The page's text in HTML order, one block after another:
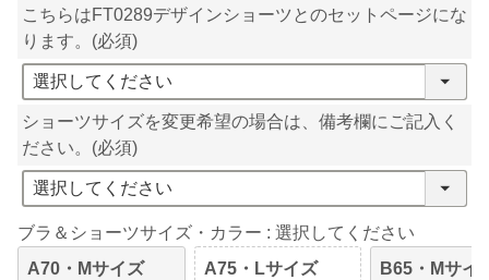
こちらはFT0289デザインショーツとのセットページにな
ります。 (必須)
ショーツサイズを変更希望の場合は、備考欄にご記入く
ださい。 (必須)
ブラ＆ショーツサイズ・カラー
選択してください
A70・Mサイズ
A75・Lサイズ B65・Mサイ